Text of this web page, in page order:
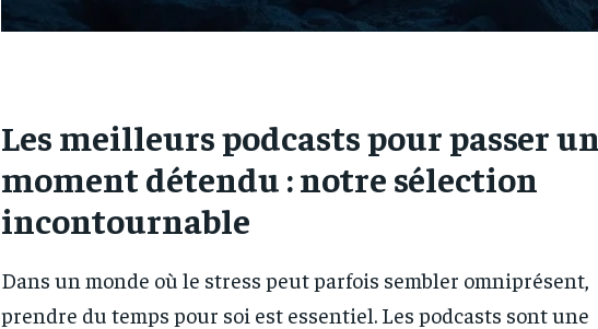
Les meilleurs podcasts pour passer un
moment détendu : notre sélection
incontournable
Dans un monde où le stress peut parfois sembler omniprésent,
prendre du temps pour soi est essentiel. Les podcasts sont une